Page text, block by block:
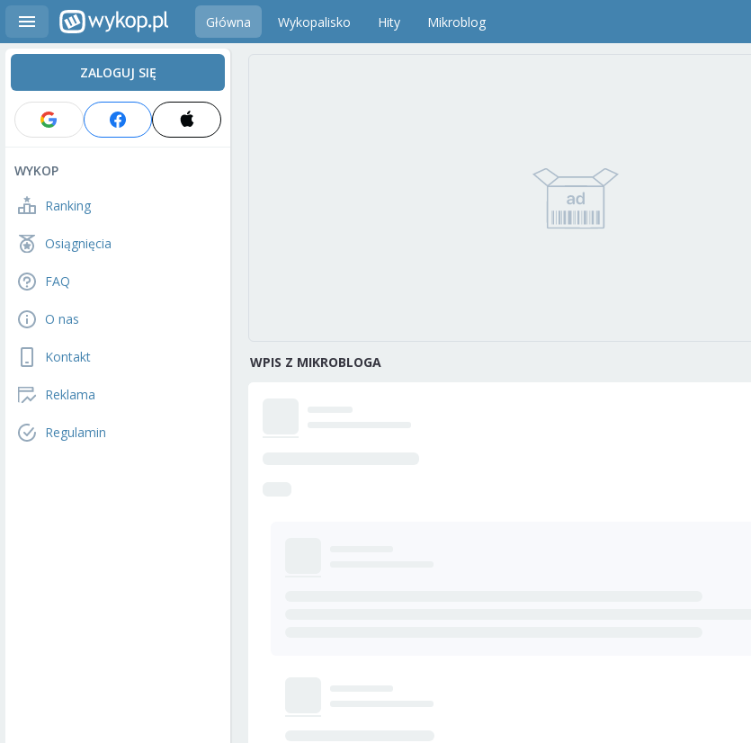
Główna Wykopalisko Hity Mikroblog
ZALOGUJ SIĘ
WYKOP
Ranking
Osiągnięcia
FAQ
O nas
Kontakt
Reklama
Regulamin
WPIS Z MIKROBLOGA